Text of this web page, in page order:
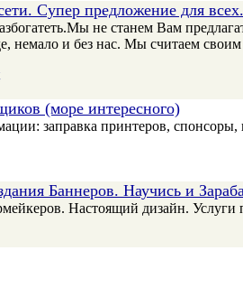
Супер предложение для всех.
не станем Вам
немало и без нас. Мы считаем
(море интересного)
заправка принтеров, спонсоры,
Баннеров. Научись и
Настоящий дизайн. Услуги